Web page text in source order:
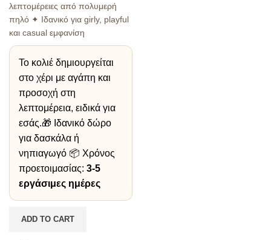
λεπτομέρειες από πολυμερή
πηλό ✦ Ιδανικό για girly, playful
και casual εμφανίση
Το κολιέ δημιουργείται
στο χέρι με αγάπη και
προσοχή στη
λεπτομέρεια, ειδικά για
εσάς.🎁 Ιδανικό δώρο
για δασκάλα ή
νηπιαγωγό 📦 Χρόνος
προετοιμασίας: 3-5
εργάσιμες ημέρες
ADD TO CART